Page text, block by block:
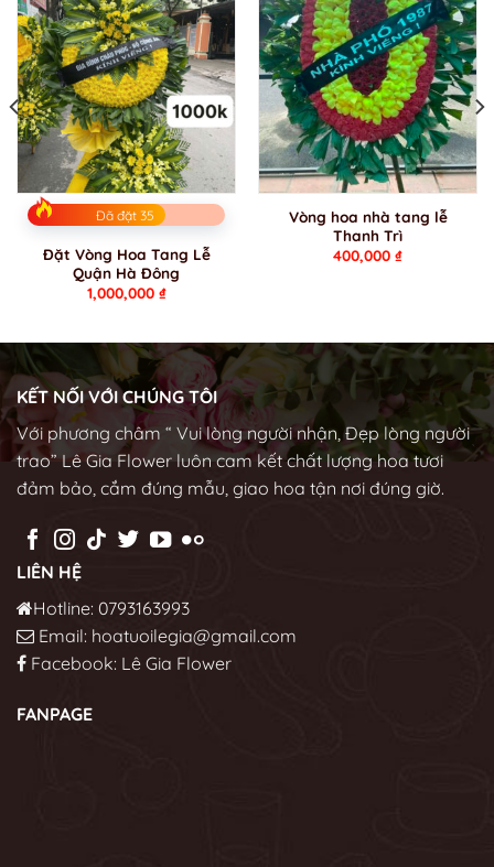
Đã đặt 35
Đặt Vòng Hoa Tang Lễ
Quận Hà Đông
1,000,000 ₫
Vòng hoa nhà tang lễ
Thanh Trì
400,000 ₫
KẾT NỐI VỚI CHÚNG TÔI
Với phương châm “ Vui lòng người nhận, Đẹp lòng người
trao” Lê Gia Flower luôn cam kết chất lượng hoa tươi
đảm bảo, cắm đúng mẫu, giao hoa tận nơi đúng giờ.
LIÊN HỆ
Hotline: 0793163993
Email: hoatuoilegia@gmail.com
Facebook: Lê Gia Flower
FANPAGE